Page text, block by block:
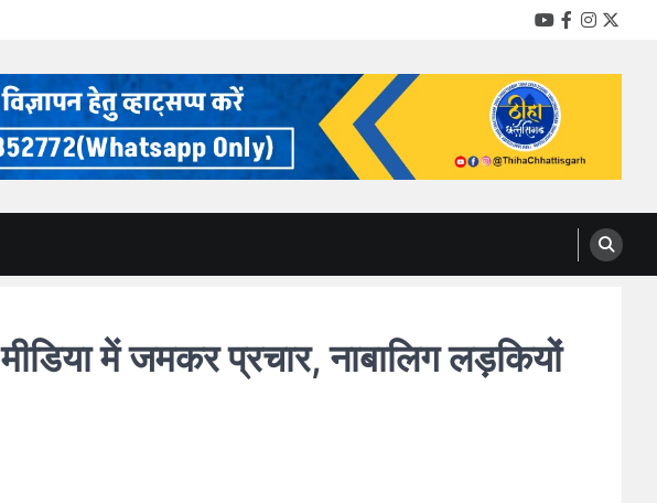
YouTube
Facebook
में जमकर प्रचार, नाबालिग लड़कियों